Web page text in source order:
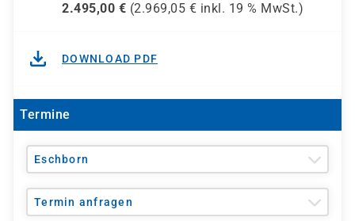
2.495,00 € (2.969,05 € inkl. 19 % MwSt.)
DOWNLOAD PDF
Termine
Eschborn
Termin anfragen